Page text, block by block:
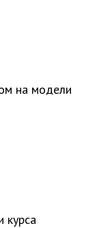
на модели
курса